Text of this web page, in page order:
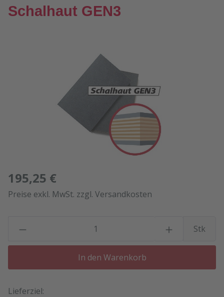
Schalhaut GEN3
Bildergalerie überspringen
195,25 €
Preise exkl. MwSt. zzgl. Versandkosten
Stk
In den Warenkorb
Lieferziel: